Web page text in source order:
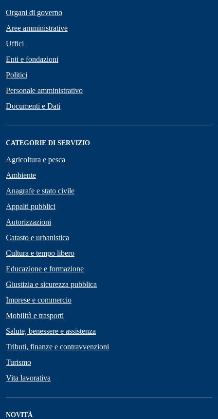
Organi di governo
Aree amministrative
Uffici
Enti e fondazioni
Politici
Personale amministrativo
Documenti e Dati
CATEGORIE DI SERVIZIO
Agricoltura e pesca
Ambiente
Anagrafe e stato civile
Appalti pubblici
Autorizzazioni
Catasto e urbanistica
Cultura e tempo libero
Educazione e formazione
Giustizia e sicurezza pubblica
Imprese e commercio
Mobilità e trasporti
Salute, benessere e assistenza
Tributi, finanze e contravvenzioni
Turismo
Vita lavorativa
NOVITÀ